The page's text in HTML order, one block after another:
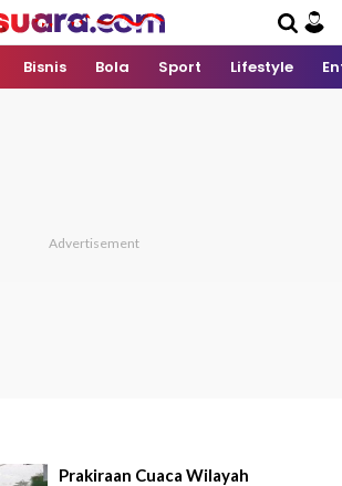
Bisnis Bola Sport Lifestyle
Prakiraan Cuaca Wilayah